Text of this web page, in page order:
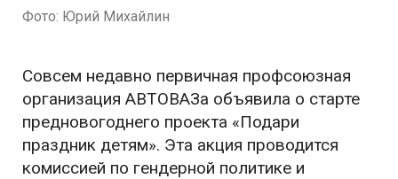
Фото: Юрий Михайлин
Совсем недавно первичная профсоюзная
организация АВТОВАЗа объявила о старте
предновогоднего проекта «Подари
праздник детям». Эта акция проводится
комиссией по гендерной политике и